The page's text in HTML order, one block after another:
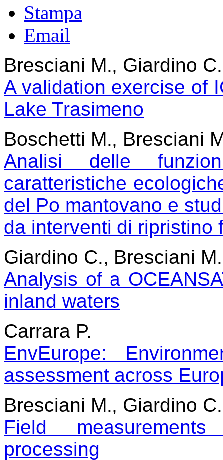
Stampa
Email
Bresciani M., Giardino C.
A validation exercise of
Lake Trasimeno
Boschetti M., Bresciani
Analisi delle
caratteristiche
del Po mantovano e
da interventi di ripristino
Giardino C., Bresciani M.
Analysis of a
inland waters
Carrara P.
EnvEurope:
assessment across
Bresciani M., Giardino
Field
processing